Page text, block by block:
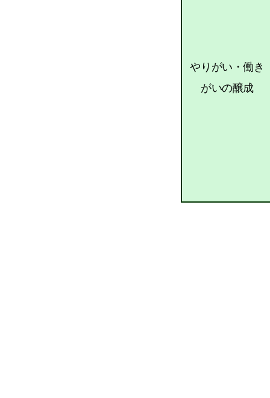
やりがい・働き
がいの醸成